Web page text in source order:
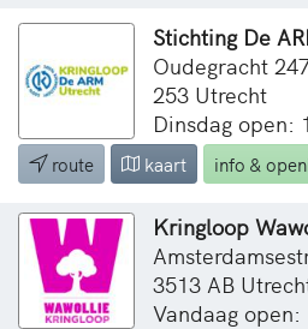
Stichting De
Oudegracht
253 Utrecht
Dinsdag open:
route kaart info &
Kringloop
3513 AB
Vandaag